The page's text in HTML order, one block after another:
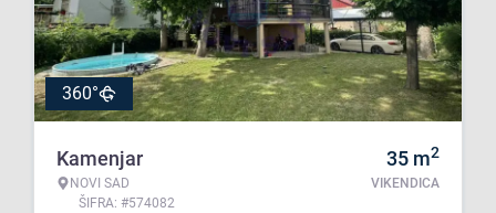
360°
Kamenjar
NOVI SAD
ŠIFRA: #574082
35 m2
VIKENDICA